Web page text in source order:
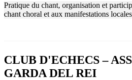
Pratique du chant, organisation et
chant choral et aux manifestations
CLUB D'ECHECS –
GARDA DEL REI